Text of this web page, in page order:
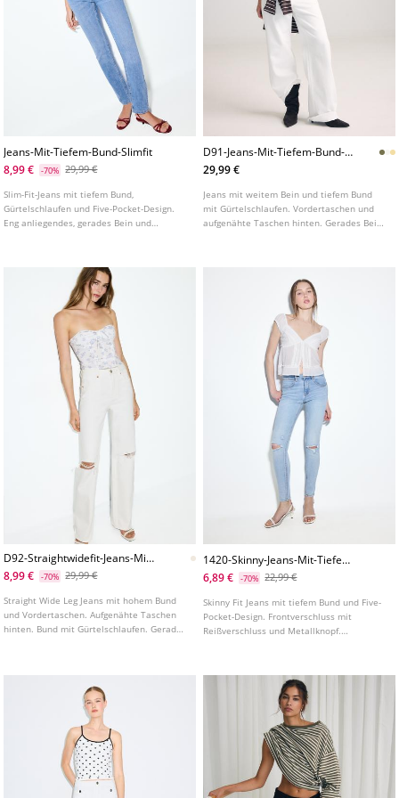
Jeans-Mit-Tiefem-Bund-Slimfit
8,99 €
-70% 29,99 €
Slim-Fit-Jeans mit tiefem Bund,
Gürtelschlaufen und Five-Pocket-Design.
Eng anliegendes, gerades Bein und
D91-Jeans-Mit-Tiefem-Bund-
Und-Weitem-Bein-Aus-Serge
29,99 €
Jeans mit weitem Bein und tiefem Bund
mit Gürtelschlaufen. Vordertaschen und
aufgenähte Taschen hinten. Gerades Bein.
D92-Straightwidefit-Jeans-Mit-
Rissen
8,99 € -70% 29,99 €
Straight Wide Leg Jeans mit hohem Bund
und Vordertaschen. Aufgenähte Taschen
hinten. Bund mit Gürtelschlaufen. Gerades
1420-Skinny-Jeans-Mit-Tiefem-
Bund
6,89 € -70% 22,99 €
Skinny Fit Jeans mit tiefem Bund und Five-
Pocket-Design. Frontverschluss mit
Reißverschluss und Metallknopf.
Passform: An Oberschenkel und Knöchel